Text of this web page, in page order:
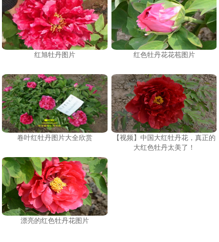
红旭牡丹图片 红色牡丹花花苞图片
卷叶红牡丹图片大全欣赏
【视频】中国大红牡丹花，真正的
大红色牡丹太美了！
漂亮的红色牡丹花图片